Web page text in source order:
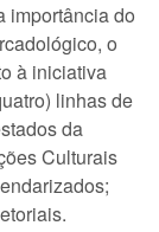
importância do
o
à iniciativa
linhas de
da
Culturais